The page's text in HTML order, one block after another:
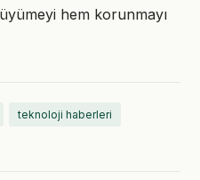
hem korunmayı
teknoloji haberleri